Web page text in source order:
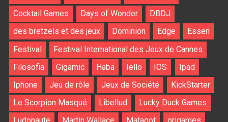
Cocktail Games
Days of Wonder
DBDJ
des bretzels et des jeux
Dominion Edge
Essen
Festival
Festival International des Jeux de Cannes
Filosofia
Gigamic Haba Iello IOS
Ipad
Iphone
Jeu de rôle Jeux de Société
KickStarter
Le Scorpion Masqué
Libellud
Lucky Duck Games